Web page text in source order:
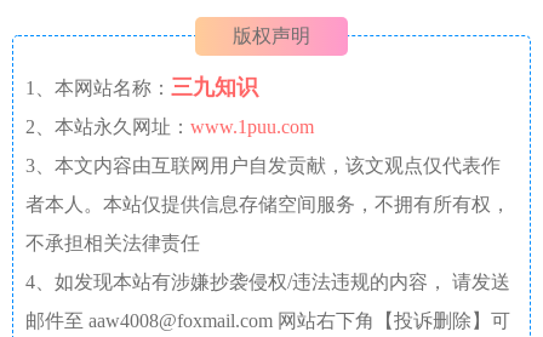
版权声明
1、本网站名称： 三九知识
2、本站永久网址： www.1puu.com
3、本文内容由互联网用户自发贡献，该文观点仅代表作
者本人。本站仅提供信息存储空间服务，不拥有所有权，
不承担相关法律责任
4、如发现本站有涉嫌抄袭侵权/违法违规的内容， 请发送
邮件至 aaw4008@foxmail.com 网站右下角【投诉删除】可